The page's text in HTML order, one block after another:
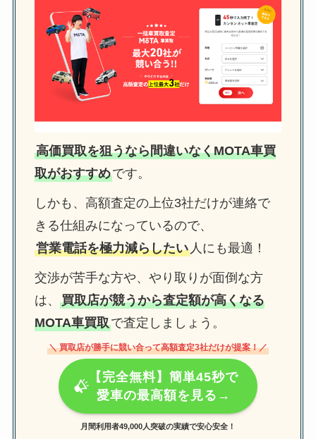
高価買取を狙うなら間違いなくMOTA車買
取がおすすめです。
しかも、高額査定の上位3社だけが連絡で
きる仕組みになっているので、
営業電話を極力減らしたい人にも最適！
交渉が苦手な方や、やり取りが面倒な方
は、 買取店が競うから査定額が高くなる
MOTA車買取で査定しましょう。
＼ 買取店が勝手に競い合って高額査定3社だけが提案！／
【完全無料】簡単45秒で
愛車の最高額を見る→
月間利用者49,000人突破の実績で安心安全！